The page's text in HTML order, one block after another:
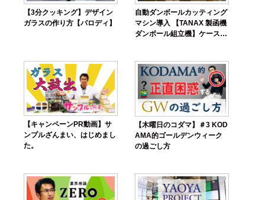
【3分クッキング】デザイン
ガラスの作り方【パロディ】
自動ダンボールカッティング
マシン導入 【TANAX 製函機
ダンボール組立機】ケースフ
【キャンペーンPR動画】サ
ンプルざんまい、はじめまし
た。
【木曜日のコダマ】＃3 KOD
AMA的ゴールデンウィーク
の過ごし方